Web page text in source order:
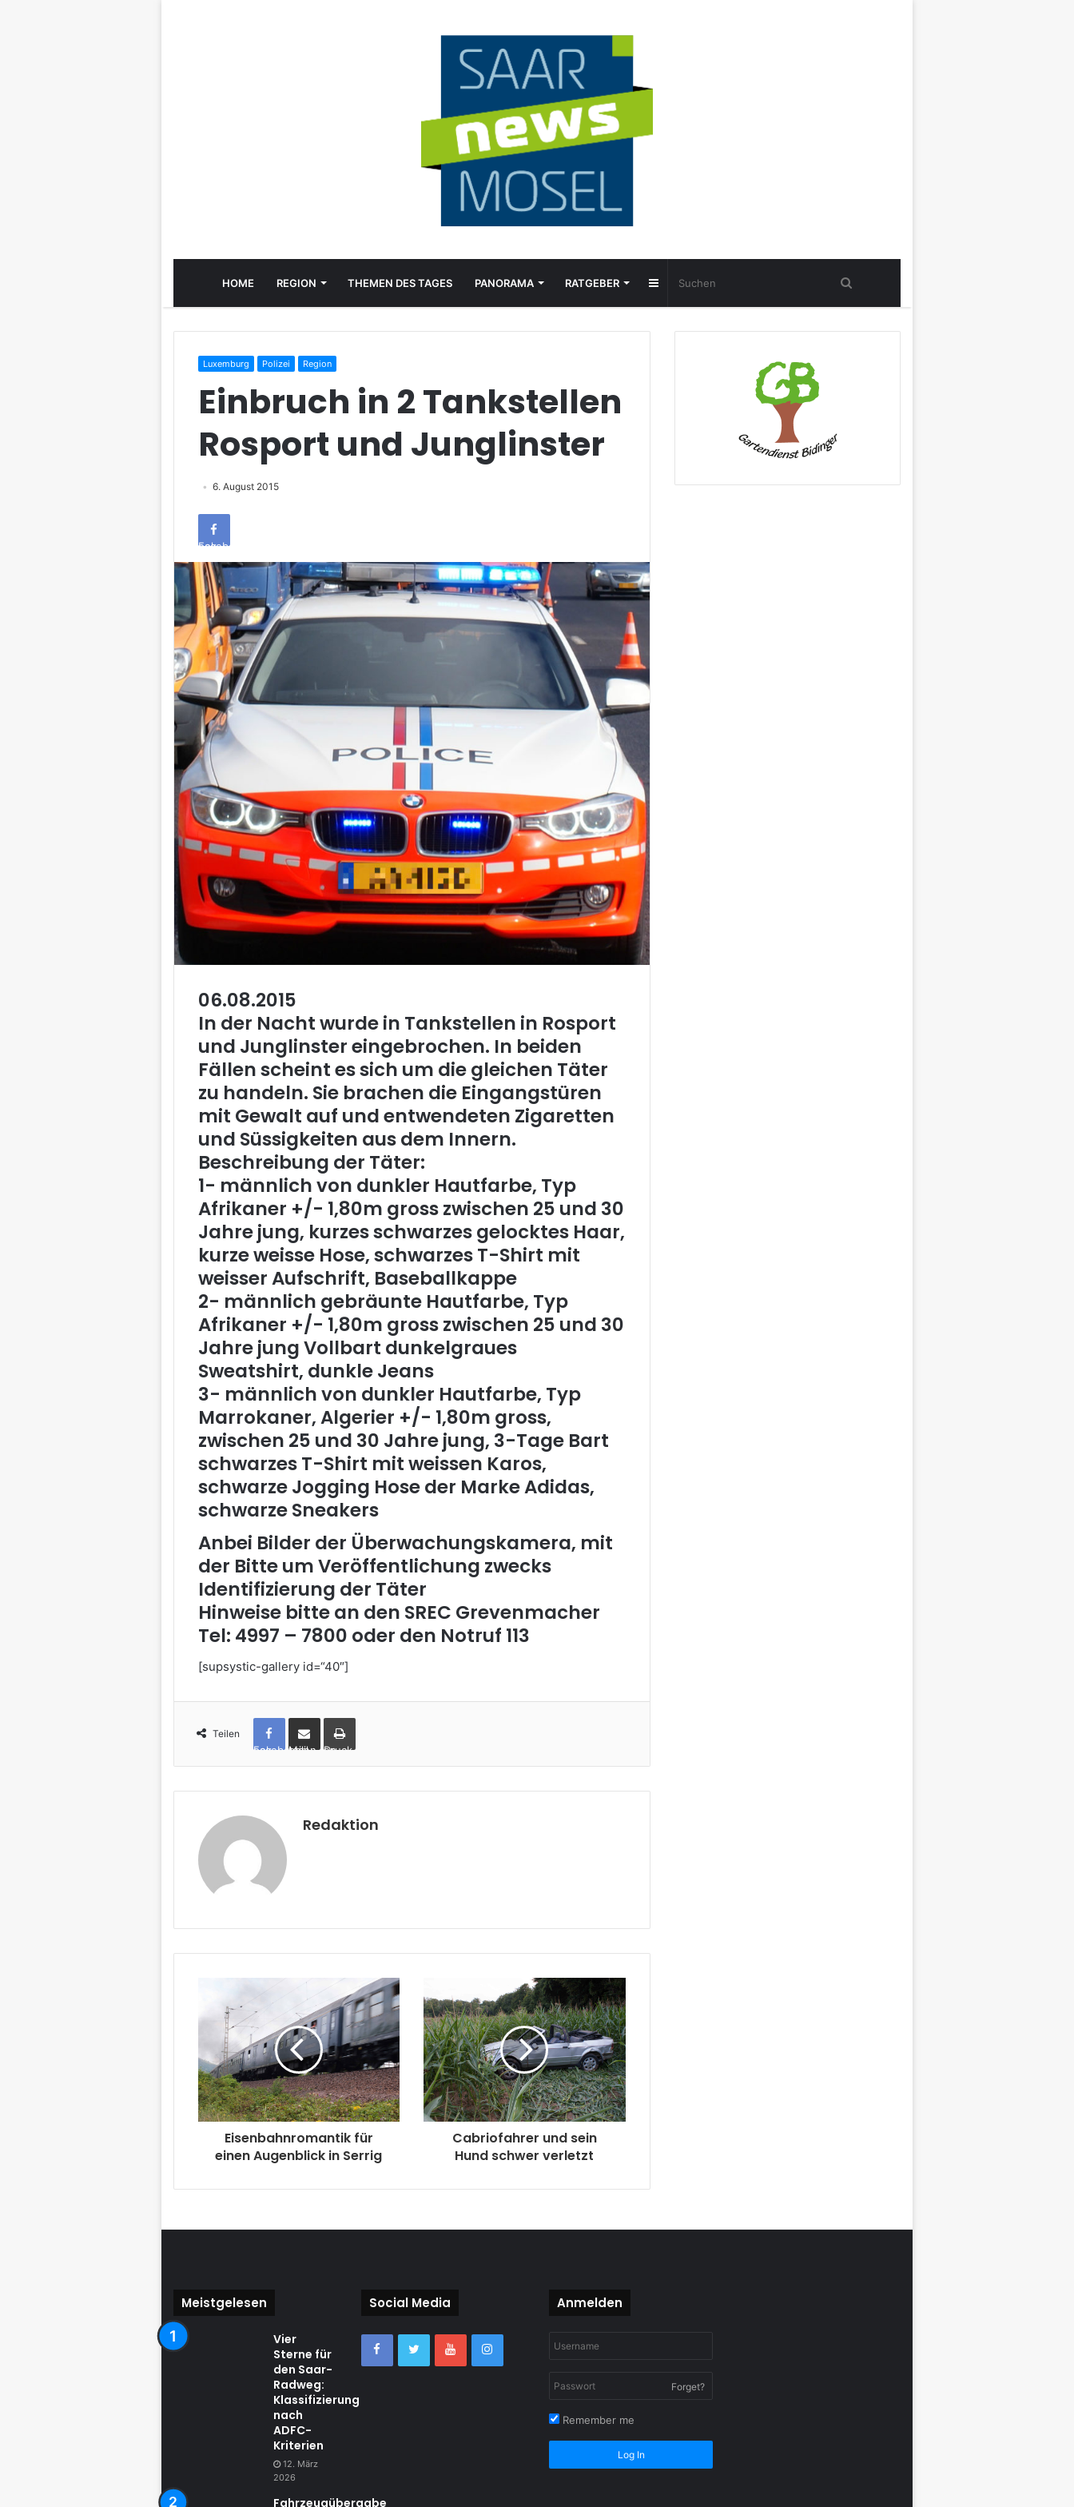
HOME REGION THEMEN DES TAGES PANORAMA RATGEBER Sidebar
Luxemburg Polizei Region
Einbruch in 2 Tankstellen
Rosport und Junglinster
6. August 2015
Facebook
06.08.2015
In der Nacht wurde in Tankstellen in Rosport
und Junglinster eingebrochen. In beiden
Fällen scheint es sich um die gleichen Täter
zu handeln. Sie brachen die Eingangstüren
mit Gewalt auf und entwendeten Zigaretten
und Süssigkeiten aus dem Innern.
Beschreibung der Täter:
1- männlich von dunkler Hautfarbe, Typ
Afrikaner +/- 1,80m gross zwischen 25 und 30
Jahre jung, kurzes schwarzes gelocktes Haar,
kurze weisse Hose, schwarzes T-Shirt mit
weisser Aufschrift, Baseballkappe
2- männlich gebräunte Hautfarbe, Typ
Afrikaner +/- 1,80m gross zwischen 25 und 30
Jahre jung Vollbart dunkelgraues
Sweatshirt, dunkle Jeans
3- männlich von dunkler Hautfarbe, Typ
Marrokaner, Algerier +/- 1,80m gross,
zwischen 25 und 30 Jahre jung, 3-Tage Bart
schwarzes T-Shirt mit weissen Karos,
schwarze Jogging Hose der Marke Adidas,
schwarze Sneakers
Anbei Bilder der Überwachungskamera, mit
der Bitte um Veröffentlichung zwecks
Identifizierung der Täter
Hinweise bitte an den SREC Grevenmacher
Tel: 4997 – 7800 oder den Notruf 113
[supsystic-gallery id=“40″]
Teilen
Facebook per Mail teilen Drucken
Redaktion
Eisenbahnromantik für
einen Augenblick in Serrig
Cabriofahrer und sein
Hund schwer verletzt
Meistgelesen
Vier
Sterne für
den Saar-
Radweg:
Klassifizierung
nach
ADFC-
Kriterien
12. März
2026
Fahrzeugübergabe
Social Media Anmelden
Forget?
Remember me
Log In